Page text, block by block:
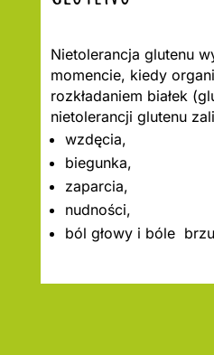
Nietolerancja glutenu
momencie, kiedy
rozkładaniem białek
nietolerancji glutenu
wzdęcia,
biegunka,
zaparcia,
nudności,
ból głowy i bóle